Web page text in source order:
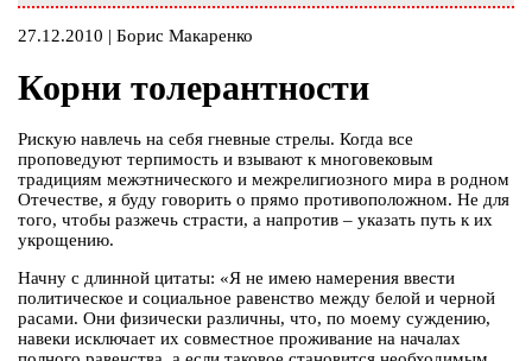
27.12.2010 | Борис Макаренко
Корни толерантности
Рискую навлечь на себя гневные стрелы. Когда все
проповедуют терпимость и взывают к многовековым
традициям межэтнического и межрелигиозного мира в родном
Отечестве, я буду говорить о прямо противоположном. Не для
того, чтобы разжечь страсти, а напротив – указать путь к их
укрощению.
Начну с длинной цитаты: «Я не имею намерения ввести
политическое и социальное равенство между белой и черной
расами. Они физически различны, что, по моему суждению,
навеки исключает их совместное проживание на началах